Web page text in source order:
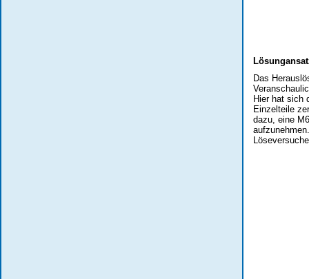
Das
Hier hat sich
Einzelteile
dazu, eine